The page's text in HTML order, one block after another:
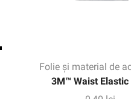
Folie și material de
3M™ Waist Elastic